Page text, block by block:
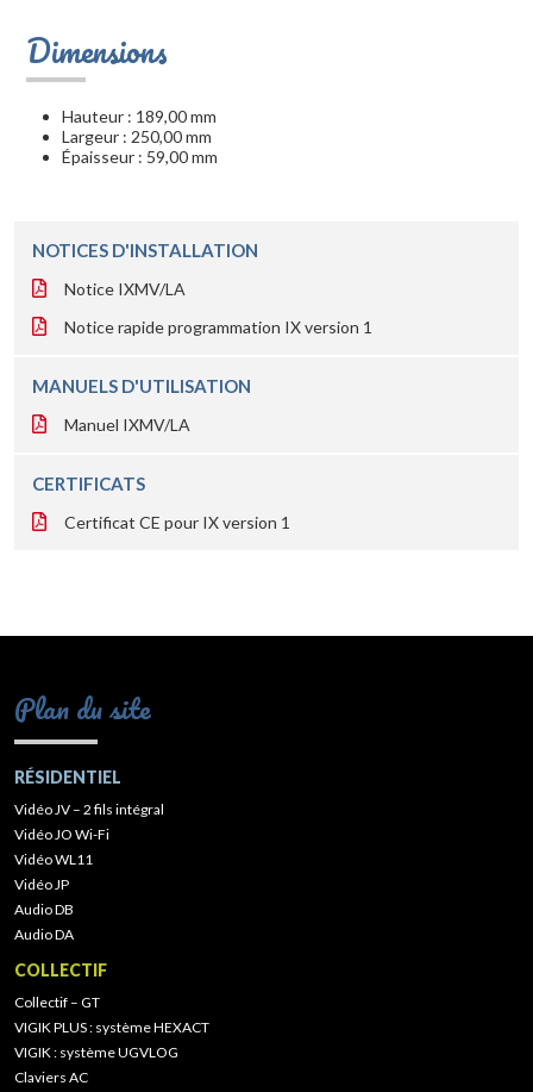
Dimensions
Hauteur : 189,00 mm
Largeur : 250,00 mm
Épaisseur : 59,00 mm
NOTICES D'INSTALLATION
Notice IXMV/LA
Notice rapide programmation IX version 1
MANUELS D'UTILISATION
Manuel IXMV/LA
CERTIFICATS
Certificat CE pour IX version 1
Plan du site
RÉSIDENTIEL
Vidéo JV – 2 fils intégral
Vidéo JO Wi-Fi
Vidéo WL11
Vidéo JP
Audio DB
Audio DA
COLLECTIF
Collectif – GT
VIGIK PLUS : système HEXACT
VIGIK : système UGVLOG
Claviers AC